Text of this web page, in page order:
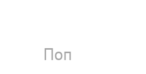
Поп